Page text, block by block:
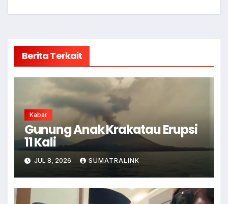
Berita Terkait
Kabar
Gunung Anak Krakatau Erupsi
11 Kali
JUL 8, 2026 SUMATRALINK